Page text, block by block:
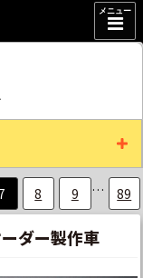
メニュー
7 8 9 … 89
ダー製作車